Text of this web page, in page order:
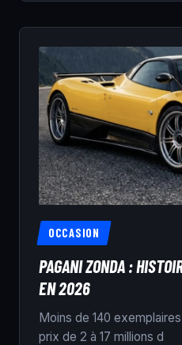
OCCASION
PAGANI ZONDA :
EN 2026
Moins de 140
prix de 2 à 17 millions d